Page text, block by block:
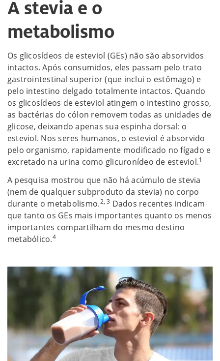
A stevia e o
metabolismo
Os glicosídeos de esteviol (GEs) não são absorvidos
intactos. Após consumidos, eles passam pelo trato
gastrointestinal superior (que inclui o estômago) e
pelo intestino delgado totalmente intactos. Quando
os glicosídeos de esteviol atingem o intestino grosso,
as bactérias do cólon removem todas as unidades de
glicose, deixando apenas sua espinha dorsal: o
esteviol. Nos seres humanos, o esteviol é absorvido
pelo organismo, rapidamente modificado no fígado e
excretado na urina como glicuronídeo de esteviol.1
A pesquisa mostrou que não há acúmulo de stevia
(nem de qualquer subproduto da stevia) no corpo
durante o metabolismo.2, 3 Dados recentes indicam
que tanto os GEs mais importantes quanto os menos
importantes compartilham do mesmo destino
metabólico.4